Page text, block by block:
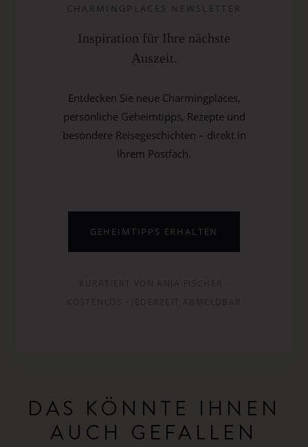
CHARMINGPLACES NEWSLETTER
Inspiration für Ihre nächste
Auszeit.
Entdecken Sie neue Charmingplaces,
persönliche Geheimtipps, Rezepte und
besondere Reisegeschichten – direkt in
Ihrem Postfach.
GEHEIMTIPPS ERHALTEN
DAS KÖNNTE IHNEN
AUCH GEFALLEN